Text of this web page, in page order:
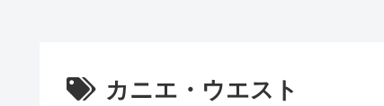
カニエ・ウエスト